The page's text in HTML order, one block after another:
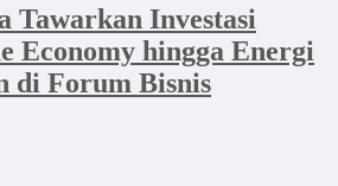
Tawarkan Investasi
Economy hingga Energi
di Forum Bisnis